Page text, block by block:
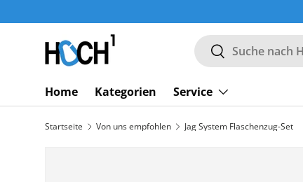
DIREKT ZUM INHALT
Suchen
Suchen
Home Kategorien Service
Startseite Von uns empfohlen Jag System Flaschenzug-Set